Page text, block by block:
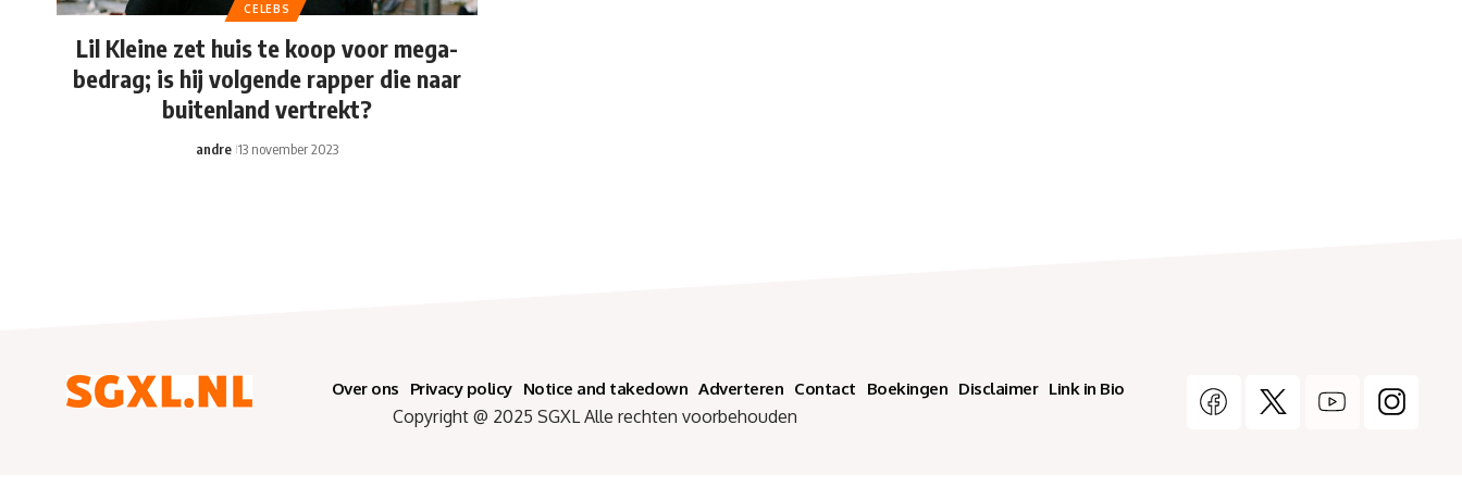
CELEBS
Lil Kleine zet huis te koop voor mega-
bedrag; is hij volgende rapper die naar
buitenland vertrekt?
andre 13 november 2023
Over ons Privacy policy Notice and takedown Adverteren Contact Boekingen Disclaimer Link in Bio
Copyright @ 2025 SGXL Alle rechten voorbehouden